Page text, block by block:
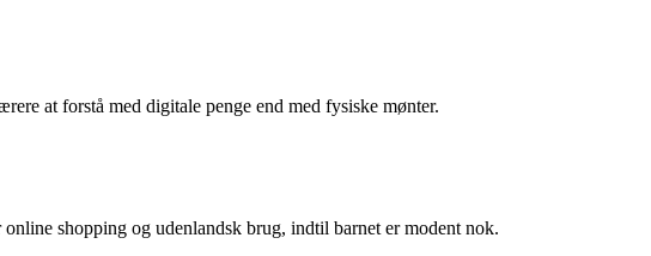
at forstå med digitale penge end med fysiske mønter.
shopping og udenlandsk brug, indtil barnet er modent nok.